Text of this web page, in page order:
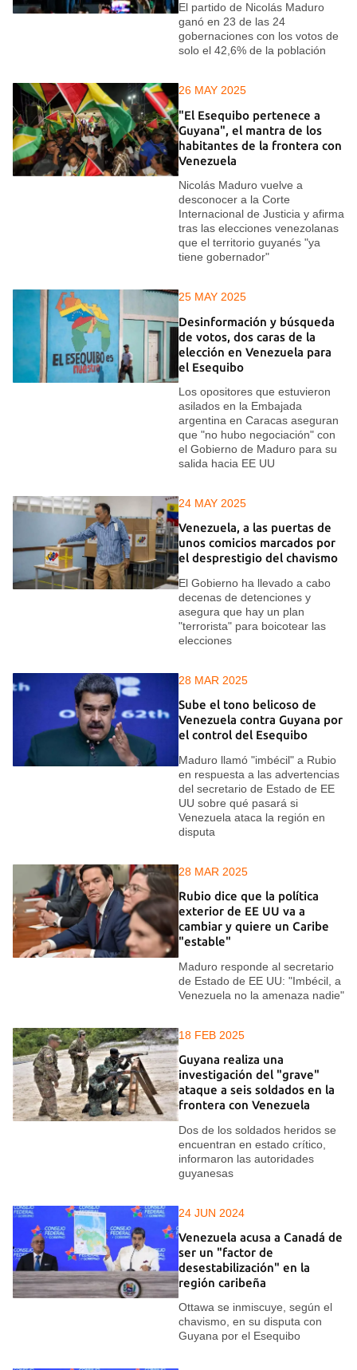
El partido de Nicolás Maduro
ganó en 23 de las 24
gobernaciones con los votos de
solo el 42,6% de la población
26 MAY 2025
"El Esequibo pertenece a
Guyana", el mantra de los
habitantes de la frontera con
Venezuela
Nicolás Maduro vuelve a
desconocer a la Corte
Internacional de Justicia y afirma
tras las elecciones venezolanas
que el territorio guyanés "ya
tiene gobernador"
25 MAY 2025
Desinformación y búsqueda
de votos, dos caras de la
elección en Venezuela para
el Esequibo
Los opositores que estuvieron
asilados en la Embajada
argentina en Caracas aseguran
que "no hubo negociación" con
el Gobierno de Maduro para su
salida hacia EE UU
24 MAY 2025
Venezuela, a las puertas de
unos comicios marcados por
el desprestigio del chavismo
El Gobierno ha llevado a cabo
decenas de detenciones y
asegura que hay un plan
"terrorista" para boicotear las
elecciones
28 MAR 2025
Sube el tono belicoso de
Venezuela contra Guyana por
el control del Esequibo
Maduro llamó "imbécil" a Rubio
en respuesta a las advertencias
del secretario de Estado de EE
UU sobre qué pasará si
Venezuela ataca la región en
disputa
28 MAR 2025
Rubio dice que la política
exterior de EE UU va a
cambiar y quiere un Caribe
"estable"
Maduro responde al secretario
de Estado de EE UU: "Imbécil, a
Venezuela no la amenaza nadie"
18 FEB 2025
Guyana realiza una
investigación del "grave"
ataque a seis soldados en la
frontera con Venezuela
Dos de los soldados heridos se
encuentran en estado crítico,
informaron las autoridades
guyanesas
24 JUN 2024
Venezuela acusa a Canadá de
ser un "factor de
desestabilización" en la
región caribeña
Ottawa se inmiscuye, según el
chavismo, en su disputa con
Guyana por el Esequibo